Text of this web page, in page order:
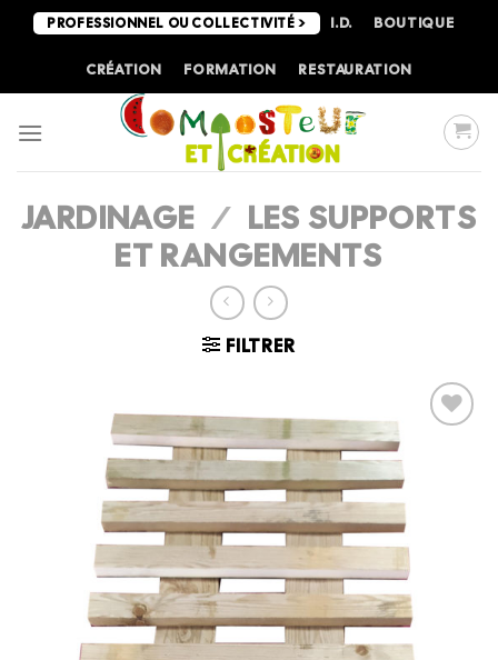
PasserPROFESSIONNEL OU COLLECTIVITÉ > I.D. BOUTIQUE
CRÉATION FORMATION RESTAURATION
JARDINAGE / LES SUPPORTS
ET RANGEMENTS
FILTRER
Ajouter